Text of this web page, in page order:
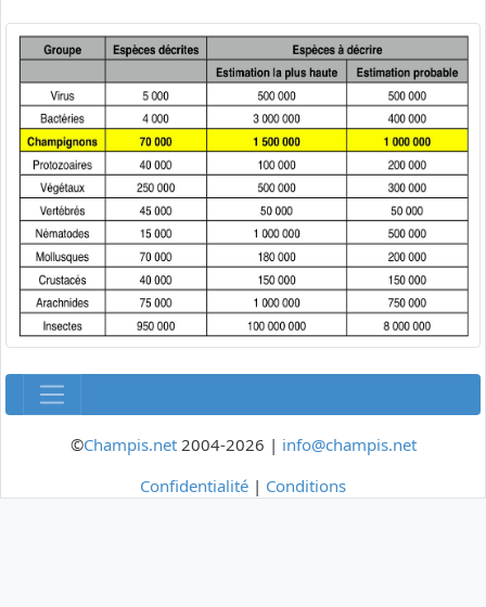
©Champis.net2004-2026 | info@champis.net
Confidentialité | Conditions